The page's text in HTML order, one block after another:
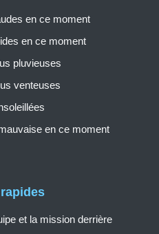
et la mission derrière
en ce moment
en ce moment
pluvieuses
venteuses
en ce moment